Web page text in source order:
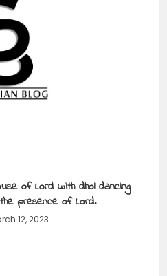
of Lord with dhol dancing
presence of Lord.
12, 2023